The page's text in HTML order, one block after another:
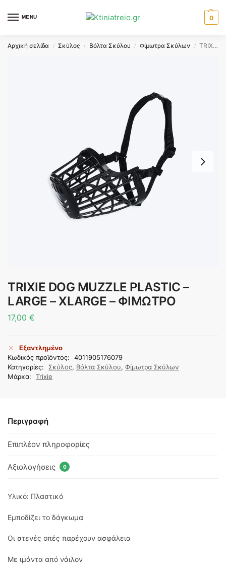
MENU 0
Αρχική σελίδα / Σκύλος / Βόλτα Σκύλου / Φίμωτρα Σκύλων / TRIXIE DOG MUZZLE PLASTIC – LARGE – XLARGE – ΦΙΜΩΤΡΟ
TRIXIE DOG MUZZLE PLASTIC –
LARGE – XLARGE – ΦΙΜΩΤΡΟ
17,00 €
Εξαντλημένο
Κωδικός προϊόντος:
4011905176079
Κατηγορίες:
Σκύλος, Βόλτα Σκύλου, Φίμωτρα Σκύλων
Μάρκα:
Trixie
Περιγραφή
Επιπλέον πληροφορίες
Αξιολογήσεις 0
Υλικό: Πλαστικό
Εμποδίζει το δάγκωμα
Οι στενές οπές παρέχουν ασφάλεια
Με ιμάντα από νάιλον